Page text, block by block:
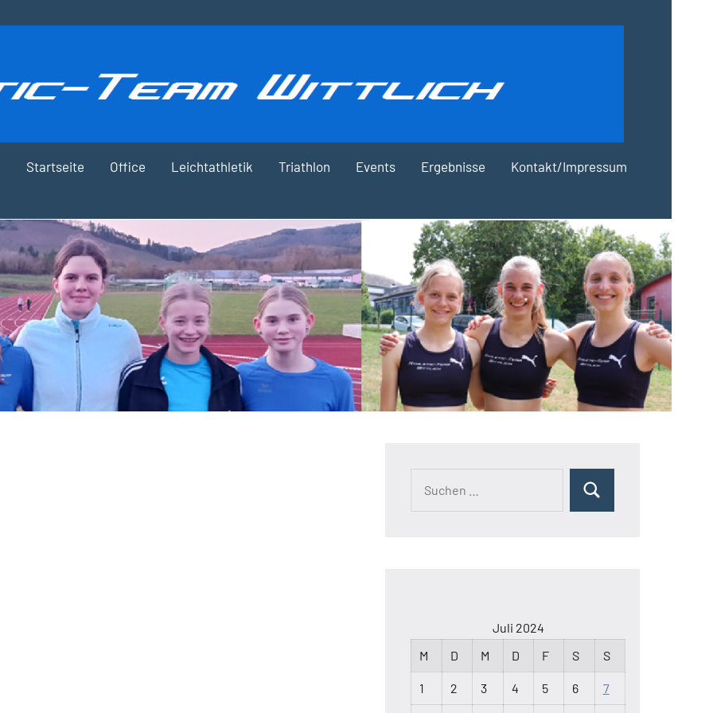
Startseite Office Leichtathletik Triathlon Events Ergebnisse Kontakt/Impressum
Juli 2024
M
D M D F S S
1 2 3 4 5 6 7